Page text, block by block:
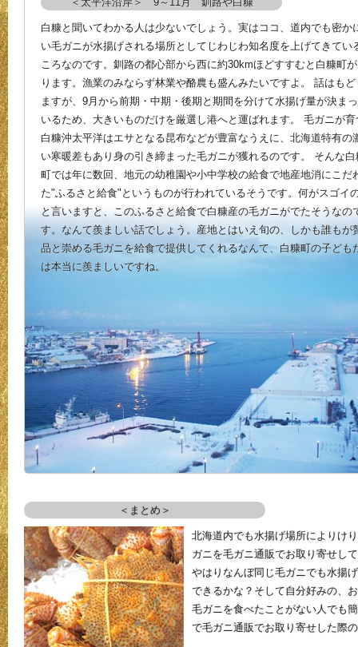
白糠と聞いてわかる人は少ないでしょう。実はココ、道内でも密か
い毛ガニが水揚げされる場所としてじわじわ知名度を上げてきてい
ころなのです。釧路の都心部から西に約30kmほどすすむと白糠町
ります。漁業のみならず林業や酪農も盛んみたいですよ。 話はもど
ますが、9月から前期・中期・後期と期間を分けて水揚げ量が決ま
いるため、大きいものだけを厳選し港へと運ばれます。 毛ガニが育
白糠沖太平洋はエサとなる昆布などが豊富なうえに、北海道特有の
い寒暖差もあり身の引き締まった毛ガニが獲れるのです。 そんな白
町では年に数回、地元の幼稚園や小中学校の給食で地産地消にこだ
た"ふるさと給食"というものが行われているそうです。何がスゴイ
と言いますと、このふるさと給食で白糠産の毛ガニがでたそうなの
す。なんて羨ましい話でしょう。産地とはいえ旬の、しかも誰もが
品と崇める毛ガニを給食で提供してくれるなんて、白糠町の子ども
は本当に羨ましいですね。
＜まとめ＞
北海道内でも水揚げ場所によりけ
ガニを毛ガニ通販でお取り寄せし
やはりなんぼ同じ毛ガニでも水揚
できるかな？そして自分好みの、
毛ガニを食べたことがない人でも
で毛ガニ通販でお取り寄せした際